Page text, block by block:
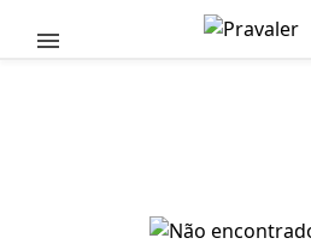
Pular para o conteúdo principal